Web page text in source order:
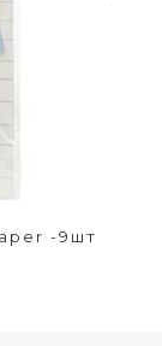
-9шт